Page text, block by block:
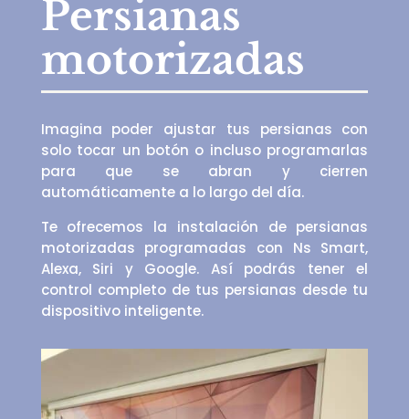
Persianas
motorizadas
Imagina poder ajustar tus persianas con
solo tocar un botón o incluso programarlas
para que se abran y cierren
automáticamente a lo largo del día.
Te ofrecemos la instalación de persianas
motorizadas programadas con Ns Smart,
Alexa, Siri y Google. Así podrás tener el
control completo de tus persianas desde tu
dispositivo inteligente.